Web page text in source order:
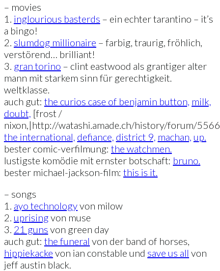
– movies
1. inglourious basterds – ein echter tarantino – it’s
a bingo!
2. slumdog millionaire – farbig, traurig, fröhlich,
verstörend… brilliant!
3. gran torino – clint eastwood als grantiger alter
mann mit starkem sinn für gerechtigkeit.
weltklasse.
auch gut: the curios case of benjamin button, milk,
doubt, [frost /
nixon,|http://watashi.amade.ch/history/forum/5566
the international, defiance, district 9, machan, up.
bester comic-verfilmung: the watchmen.
lustigste komödie mit ernster botschaft: bruno.
bester michael-jackson-film: this is it.
– songs
1. ayo technologyvon milow
2. uprisingvon muse
3. 21 guns von green day
auch gut: the funeral von der band of horses,
hippiekacke von ian constable und save us all von
jeff austin black.